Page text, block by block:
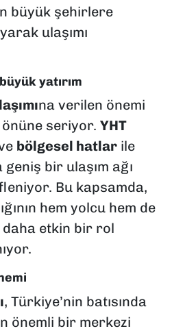
büyük şehirlere
ulaşımı
yatırım
na verilen önemi
seriyor. YHT
bölgesel hatlarile
bir ulaşım ağı
Bu kapsamda,
hem yolcu hem de
daha etkin bir rol
, Türkiye’nin batısında
önemli bir merkezi